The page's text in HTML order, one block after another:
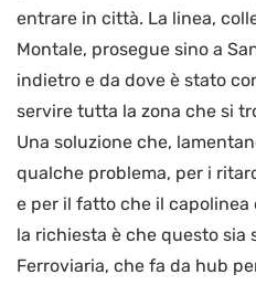
entrare in città. La linea,
Montale, prosegue sino a
indietro e da dove è stato
servire tutta la zona che si
Una soluzione che,
qualche problema, per i
e per il fatto che il capolinea
la richiesta è che questo sia
Ferroviaria, che fa da hub